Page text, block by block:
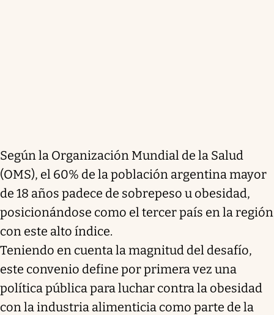
Según la Organización Mundial de la Salud
(OMS), el 60% de la población argentina mayor
de 18 años padece de sobrepeso u obesidad,
posicionándose como el tercer país en la región
con este alto índice.
Teniendo en cuenta la magnitud del desafío,
este convenio define por primera vez una
política pública para luchar contra la obesidad
con la industria alimenticia como parte de la